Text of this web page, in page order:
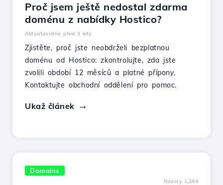
Proč jsem ještě nedostal zdarma
doménu z nabídky Hostico?
Aktualizováno před 3 lety
Zjistěte, proč jste neobdrželi bezplatnou
doménu od Hostico: zkontrolujte, zda jste
zvolili období 12 měsíců a platné přípony.
Kontaktujte obchodní oddělení pro pomoc.
Ukaž článek
Domains
Názory 1,299